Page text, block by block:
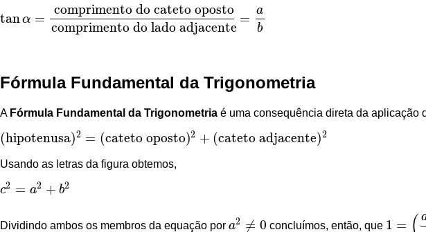
tanα =
comprimento do cateto oposto
comprimento do lado adjacente
=
a
b
tanα=comprimento do cateto opostocomprimento do lado adjacente
Fórmula Fundamental da Trigonometria
A Fórmula Fundamental da Trigonometria é uma consequência direta da aplicação
(hipotenusa)2 = (cateto oposto)2 + (cateto adjacente)2
(hipotenusa)2=(cateto oposto )2+(cateto adjacente)2
Usando as letras da figura obtemos,
c2 = a2 + b2
c2 =a2+b 2
Dividindo ambos os membros da equação por a2 ≠ 0
a2 ≠0 concluímos, então, que 1 = (
1=(a c) 2